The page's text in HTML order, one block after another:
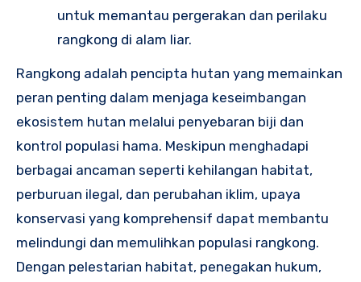
untuk memantau pergerakan dan perilaku
rangkong di alam liar.
Rangkong adalah pencipta hutan yang memainkan
peran penting dalam menjaga keseimbangan
ekosistem hutan melalui penyebaran biji dan
kontrol populasi hama. Meskipun menghadapi
berbagai ancaman seperti kehilangan habitat,
perburuan ilegal, dan perubahan iklim, upaya
konservasi yang komprehensif dapat membantu
melindungi dan memulihkan populasi rangkong.
Dengan pelestarian habitat, penegakan hukum,